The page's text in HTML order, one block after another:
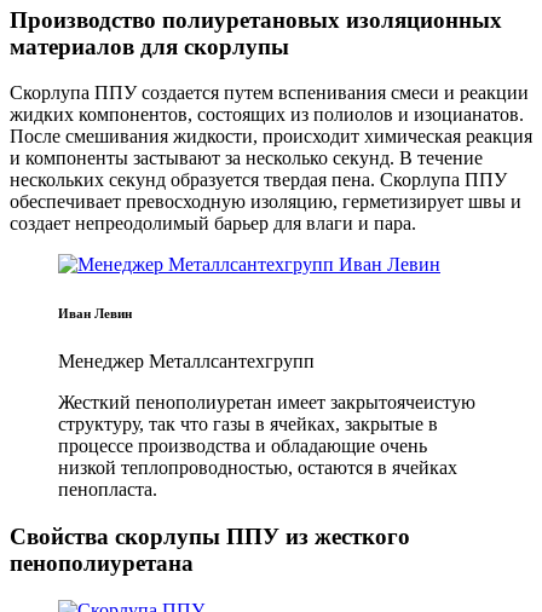
Производство полиуретановых изоляционных
материалов для скорлупы
Скорлупа ППУ создается путем вспенивания смеси и реакции
жидких компонентов, состоящих из полиолов и изоцианатов.
После смешивания жидкости, происходит химическая реакция
и компоненты застывают за несколько секунд. В течение
нескольких секунд образуется твердая пена. Скорлупа ППУ
обеспечивает превосходную изоляцию, герметизирует швы и
создает непреодолимый барьер для влаги и пара.
Иван Левин
Менеджер Металлсантехгрупп
Жесткий пенополиуретан имеет закрытоячеистую
структуру, так что газы в ячейках, закрытые в
процессе производства и обладающие очень
низкой теплопроводностью, остаются в ячейках
пенопласта.
Свойства скорлупы ППУ из жесткого
пенополиуретана